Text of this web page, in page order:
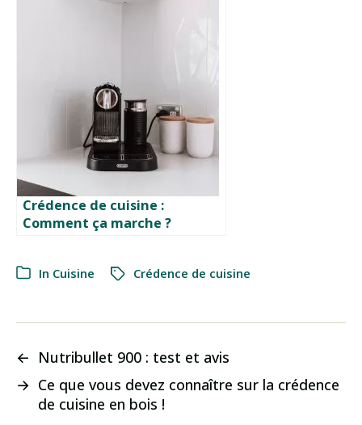
Crédence de cuisine :
Comment ça marche ?
In Cuisine Crédence de cuisine
← Nutribullet 900 : test et avis
→ Ce que vous devez connaître sur la crédence
de cuisine en bois !